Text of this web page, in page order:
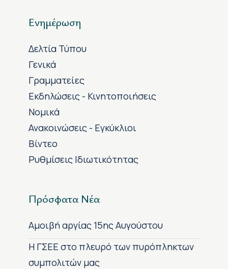
Ενημέρωση
Δελτία Τύπου
Γενικά
Γραμματείες
Εκδηλώσεις - Κινητοποιήσεις
Νομικά
Ανακοινώσεις - Εγκύκλιοι
Βίντεο
Ρυθμίσεις Ιδιωτικότητας
Πρόσφατα Νέα
Αμοιβή αργίας 15ης Αυγούστου
H ΓΣΕΕ στο πλευρό των πυρόπληκτων
συμπολιτών μας